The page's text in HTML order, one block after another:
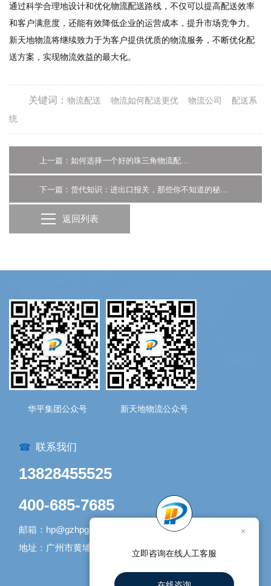
通过科学合理地设计和优化物流配送路线，不仅可以提高配送效率
和客户满意度，还能有效降低企业的运营成本，提升市场竞争力。
新天地物流将继续致力于为客户提供优质的物流服务，不断优化配
送方案，实现物流效益的最大化。
关键词： 物流配送 物流如何配送更优 物流公司
配送系
统
返回列表
华平集团公众号 新天地物流公众号
☎ 联系我们
13828455525
400-685-7685
邮箱：hp@gzhpgroup.com
地址：广州市黄埔区开发大道1338号1号库
×
立即咨询在线人工客服